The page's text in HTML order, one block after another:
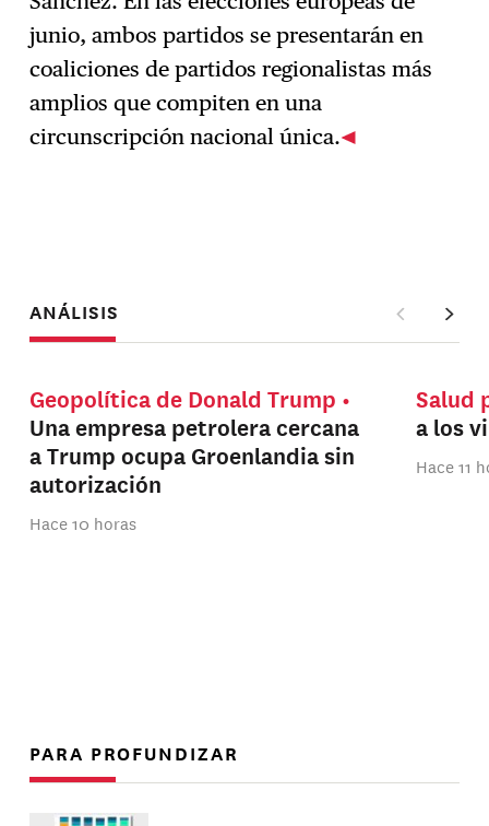
junio, ambos partidos se presentarán en
coaliciones de partidos regionalistas más
amplios que compiten en una
circunscripción nacional única.
ANÁLISIS
Geopolítica de Donald Trump
Una empresa petrolera cercana
a Trump ocupa Groenlandia sin
autorización
Hace 10 horas
Salud
a los
Hace 11
PARA PROFUNDIZAR